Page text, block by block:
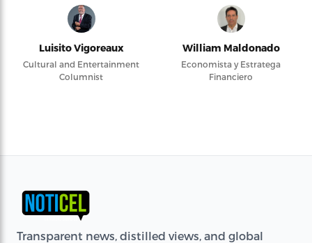
Luisito Vigoreaux
Cultural and Entertainment
Columnist
William Maldonado
Economista y Estratega
Financiero
Transparent news, distilled views, and global